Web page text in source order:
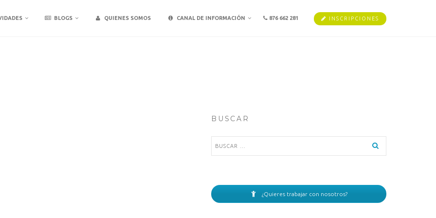
BLOGS QUIENES SOMOS CANAL DE INFORMACIÓN 876 662 281 INSCRIPCIONES
BUSCAR
¿Quieres trabajar con nosotros?